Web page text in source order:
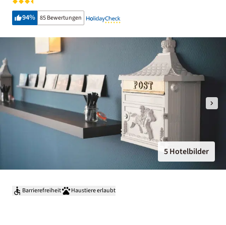
94% 85 Bewertungen
5 Hotelbilder
Barrierefreiheit Haustiere erlaubt